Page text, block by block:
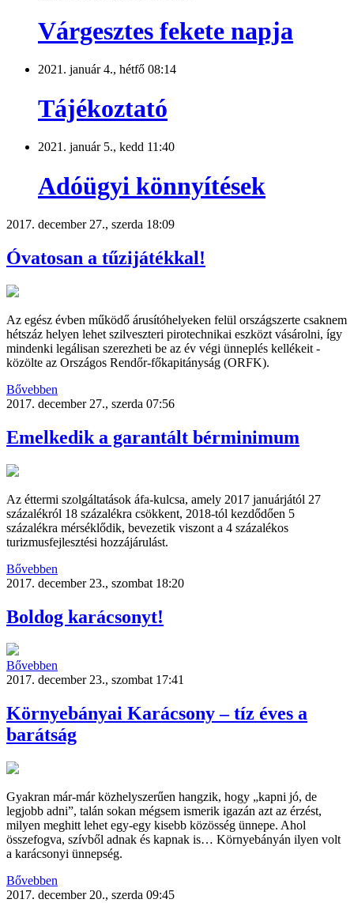
Várgesztes fekete napja
2021. január 4., hétfő 08:14
Tájékoztató
2021. január 5., kedd 11:40
Adóügyi könnyítések
2017. december 27., szerda 18:09
Óvatosan a tűzijátékkal!
Az egész évben működő árusítóhelyeken felül országszerte csaknem
hétszáz helyen lehet szilveszteri pirotechnikai eszközt vásárolni, így
mindenki legálisan szerezheti be az év végi ünneplés kellékeit -
közölte az Országos Rendőr-főkapitányság (ORFK).
Bővebben
2017. december 27., szerda 07:56
Emelkedik a garantált bérminimum
Az éttermi szolgáltatások áfa-kulcsa, amely 2017 januárjától 27
százalékról 18 százalékra csökkent, 2018-tól kezdődően 5
százalékra mérséklődik, bevezetik viszont a 4 százalékos
turizmusfejlesztési hozzájárulást.
Bővebben
2017. december 23., szombat 18:20
Boldog karácsonyt!
Bővebben
2017. december 23., szombat 17:41
Környebányai Karácsony – tíz éves a
barátság
Gyakran már-már közhelyszerűen hangzik, hogy „kapni jó, de
legjobb adni”, talán sokan mégsem ismerik igazán azt az érzést,
milyen meghitt lehet egy-egy kisebb közösség ünnepe. Ahol
összefogva, szívből adnak és kapnak is… Környebányán ilyen volt
a karácsonyi ünnepség.
Bővebben
2017. december 20., szerda 09:45